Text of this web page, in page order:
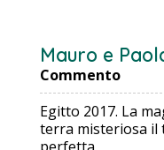
Mauro e
Commento
Egitto 2017. La
terra misteriosa